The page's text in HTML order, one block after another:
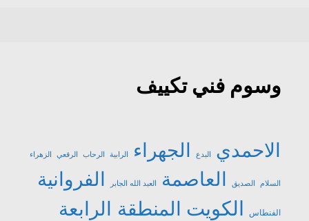
وسوم فني تكييف
الاحمدي البدع الجهراء الرابية الرحاب الرقعي الزهراء
السلام الصديق العاصمة العبد الله الجابر الفروانية
الفنطاس الكويت المنطقة الرابعة